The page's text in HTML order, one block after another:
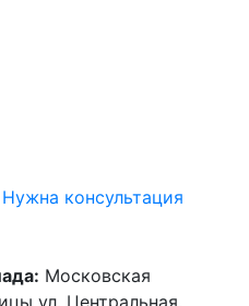
Нужна консультация
Московская